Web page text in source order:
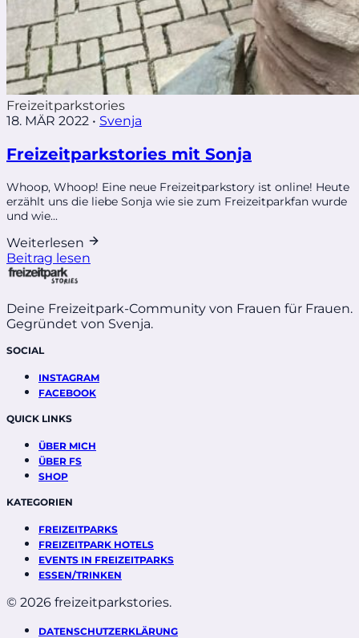
Freizeitparkstories
18. MÄR 2022 • Svenja
Freizeitparkstories mit Sonja
Whoop, Whoop! Eine neue Freizeitparkstory ist online! Heute
erzählt uns die liebe Sonja wie sie zum Freizeitparkfan wurde
und wie...
Weiterlesen
Beitrag lesen
Deine Freizeitpark-Community von Frauen für Frauen.
Gegründet von Svenja.
SOCIAL
INSTAGRAM
FACEBOOK
QUICK LINKS
ÜBER MICH
ÜBER FS
SHOP
KATEGORIEN
FREIZEITPARKS
FREIZEITPARK HOTELS
EVENTS IN FREIZEITPARKS
ESSEN/TRINKEN
© 2026 freizeitparkstories.
DATENSCHUTZERKLÄRUNG